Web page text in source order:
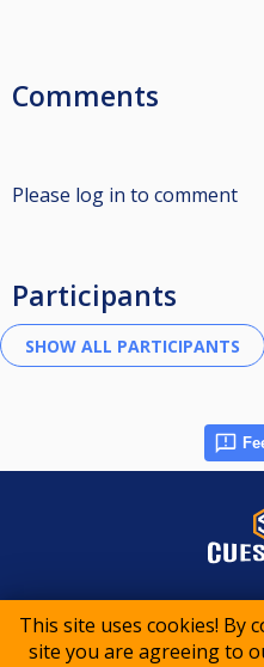
This site uses cookies! By
site you are agreeing to
Comments
Please log in to comment
Participants
© 2015-2026